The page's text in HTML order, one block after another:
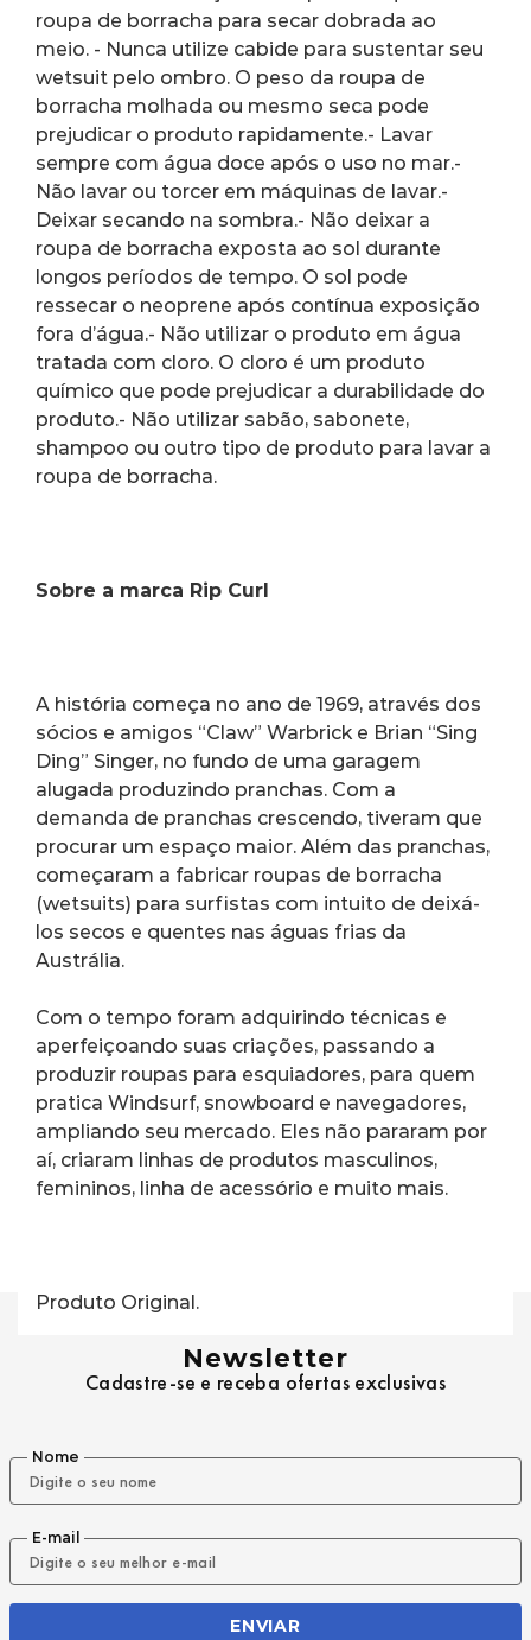
roupa de borracha para secar dobrada ao
meio. - Nunca utilize cabide para sustentar seu
wetsuit pelo ombro. O peso da roupa de
borracha molhada ou mesmo seca pode
prejudicar o produto rapidamente.- Lavar
sempre com água doce após o uso no mar.-
Não lavar ou torcer em máquinas de lavar.-
Deixar secando na sombra.- Não deixar a
roupa de borracha exposta ao sol durante
longos períodos de tempo. O sol pode
ressecar o neoprene após contínua exposição
fora d’água.- Não utilizar o produto em água
tratada com cloro. O cloro é um produto
químico que pode prejudicar a durabilidade do
produto.- Não utilizar sabão, sabonete,
shampoo ou outro tipo de produto para lavar a
roupa de borracha.
Sobre a marca Rip Curl
A história começa no ano de 1969, através dos
sócios e amigos “Claw” Warbrick e Brian “Sing
Ding” Singer, no fundo de uma garagem
alugada produzindo pranchas. Com a
demanda de pranchas crescendo, tiveram que
procurar um espaço maior. Além das pranchas,
começaram a fabricar roupas de borracha
(wetsuits) para surfistas com intuito de deixá-
los secos e quentes nas águas frias da
Austrália.
Com o tempo foram adquirindo técnicas e
aperfeiçoando suas criações, passando a
produzir roupas para esquiadores, para quem
pratica Windsurf, snowboard e navegadores,
ampliando seu mercado. Eles não pararam por
aí, criaram linhas de produtos masculinos,
femininos, linha de acessório e muito mais.
Produto Original.
Newsletter
Cadastre-se e receba ofertas exclusivas
Nome
E-mail
ENVIAR